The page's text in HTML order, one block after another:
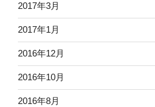
2017年3月
2017年1月
2016年12月
2016年10月
2016年8月